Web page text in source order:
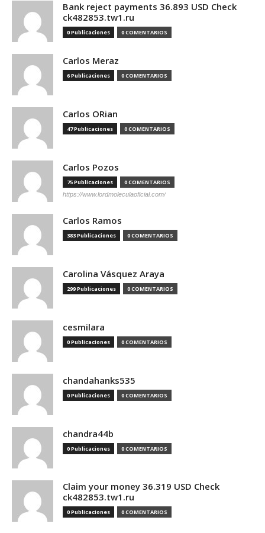
Bank reject payments 36.893 USD Check
ck482853.tw1.ru
0 Publicaciones 0 COMENTARIOS
Carlos Meraz
6 Publicaciones 0 COMENTARIOS
Carlos ORian
47 Publicaciones 0 COMENTARIOS
Carlos Pozos
75 Publicaciones 0 COMENTARIOS
https://www.lordmoleculaoficial.com/
Carlos Ramos
383 Publicaciones 0 COMENTARIOS
Carolina Vásquez Araya
299 Publicaciones 0 COMENTARIOS
cesmilara
0 Publicaciones 0 COMENTARIOS
chandahanks535
0 Publicaciones 0 COMENTARIOS
chandra44b
0 Publicaciones 0 COMENTARIOS
Claim your money 36.319 USD Check
ck482853.tw1.ru
0 Publicaciones 0 COMENTARIOS